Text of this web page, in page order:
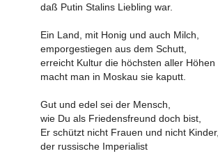
daß Putin Stalins Liebling war.
Ein Land, mit Honig und auch Milch,
emporgestiegen aus dem Schutt,
erreicht Kultur die höchsten aller Höhen
macht man in Moskau sie kaputt.
Gut und edel sei der Mensch,
wie Du als Friedensfreund doch bist,
Er schützt nicht Frauen und nicht Kinder,
der russische Imperialist